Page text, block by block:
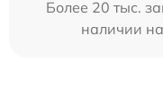
Более 20 тыс.
наличии